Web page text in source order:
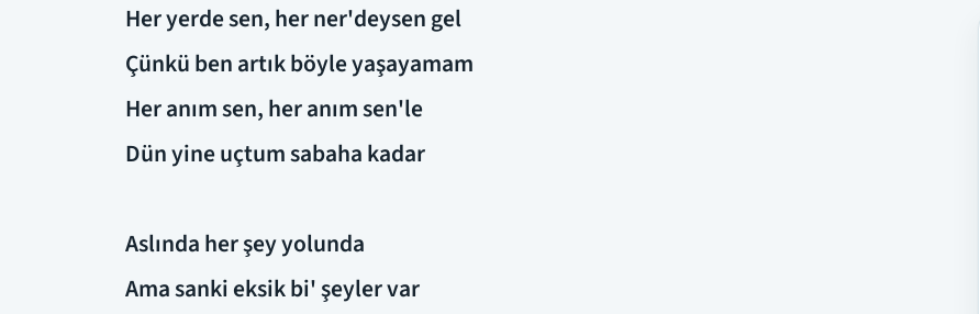
Her yerde sen, her ner'deysen gel
Çünkü ben artık böyle yaşayamam
Her anım sen, her anım sen'le
Dün yine uçtum sabaha kadar
Aslında her şey yolunda
Ama sanki eksik bi' şeyler var